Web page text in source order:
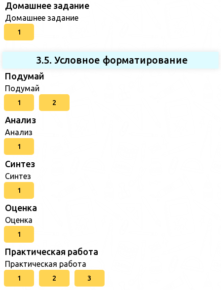
Домашнее задание
Домашнее задание
1
3.5. Условное форматирование
Подумай
Подумай
1 2
Анализ
Анализ
1
Синтез
Синтез
1
Оценка
Оценка
1
Практическая работа
Практическая работа
1 2 3